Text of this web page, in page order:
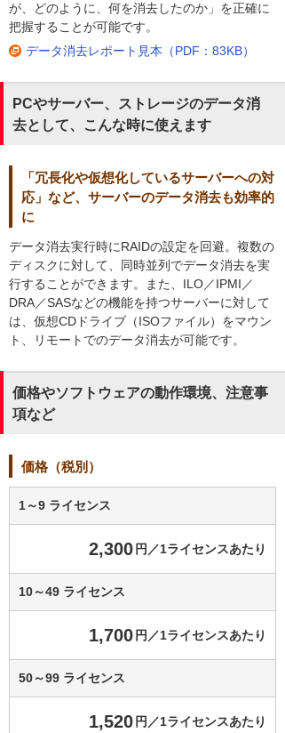
が、どのように、何を消去したのか」を正確に
把握することが可能です。
データ消去レポート見本（PDF：83KB）
PCやサーバー、ストレージのデータ消
去として、こんな時に使えます
「冗長化や仮想化しているサーバーへの対
応」など、サーバーのデータ消去も効率的
に
データ消去実行時にRAIDの設定を回避。複数の
ディスクに対して、同時並列でデータ消去を実
行することができます。また、ILO／IPMI／
DRA／SASなどの機能を持つサーバーに対して
は、仮想CDドライブ（ISOファイル）をマウン
ト、リモートでのデータ消去が可能です。
価格やソフトウェアの動作環境、注意事
項など
価格（税別）
1～9 ライセンス
2,300 円／1ライセンスあたり
10～49 ライセンス
1,700 円／1ライセンスあたり
50～99 ライセンス
1,520 円／1ライセンスあたり